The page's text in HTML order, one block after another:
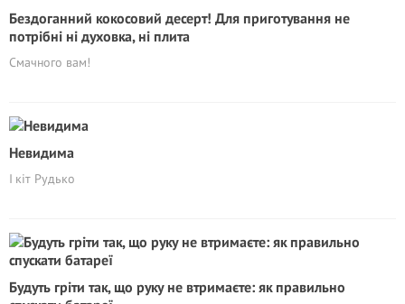
Бездоганний кокосовий десерт! Для приготування не
потрібні ні духовка, ні плита
Смачного вам!
Невидима
І кіт Рудько
Будуть гріти так, що руку не втримаєте: як правильно